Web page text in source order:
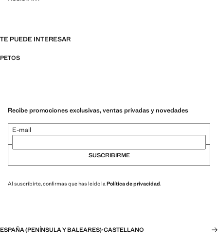
TE PUEDE INTERESAR
PETOS
Recibe promociones exclusivas, ventas privadas y novedades
E-mail
SUSCRIBIRME
Al suscribirte, confirmas que has leído laPolítica de privacidad.
ESPAÑA (PENÍNSULA Y BALEARES)·CASTELLANO